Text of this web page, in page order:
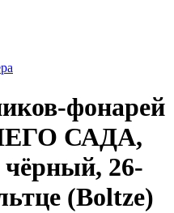
фонарей
САДА,
чёрный, 26-
(Boltze)